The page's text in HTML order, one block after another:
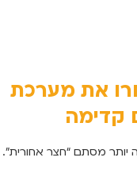
את מערכת
קדימה
יותר מסתם “חצר אחורית”.